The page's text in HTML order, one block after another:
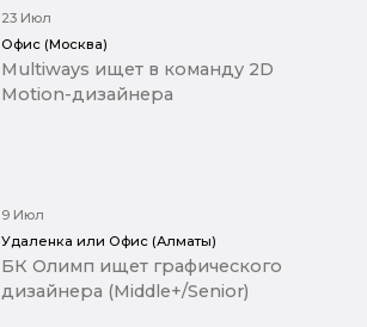
23 Июл
Офис (Москва)
Multiways ищет в команду 2D
Motion-дизайнера
9 Июл
Удаленка или Офис (Алматы)
БК Олимп ищет графического
дизайнера (Middle+/Senior)